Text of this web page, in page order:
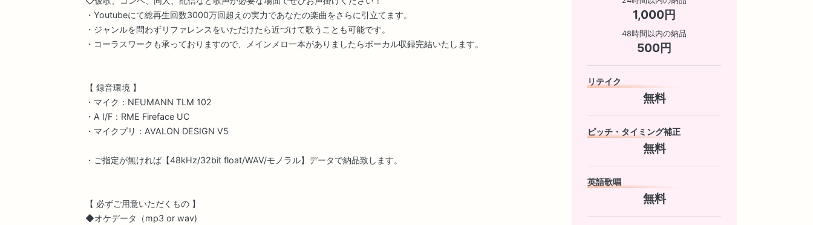
・Youtubeにて総再生回数3000万回超えの実力であなたの楽曲をさらに引立てます。
・ジャンルを問わずリファレンスをいただけたら近づけて歌うことも可能です。
・コーラスワークも承っておりますので、メインメロ一本がありましたらボーカル収録完結いたします。
【 録音環境 】
・マイク：NEUMANN TLM 102
・A I/F：RME Fireface UC
・マイクプリ：AVALON DESIGN V5
・ご指定が無ければ【48kHz/32bit float/WAV/モノラル】データで納品致します。
【 必ずご用意いただくもの 】
◆オケデータ（mp3 or wav)
1,000円
48時間以内の納品
500円
リテイク
無料
ピッチ・タイミング補正
無料
英語歌唱
無料